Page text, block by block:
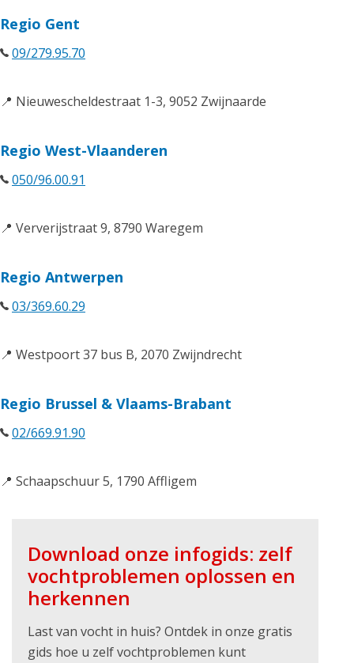
Regio Gent
09/279.95.70
📍 Nieuwescheldestraat 1-3, 9052 Zwijnaarde
Regio West-Vlaanderen
050/96.00.91
📍 Ververijstraat 9, 8790 Waregem
Regio Antwerpen
03/369.60.29
📍 Westpoort 37 bus B, 2070 Zwijndrecht
Regio Brussel & Vlaams-Brabant
02/669.91.90
📍 Schaapschuur 5, 1790 Affligem
Download onze infogids: zelf
vochtproblemen oplossen en
herkennen
Last van vocht in huis? Ontdek in onze gratis
gids hoe u zelf vochtproblemen kunt